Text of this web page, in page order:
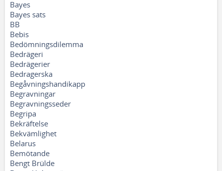
Bayes
Bayes sats
BB
Bebis
Bedömningsdilemma
Bedrägeri
Bedrägerier
Bedragerska
Begåvningshandikapp
Begravningar
Begravningsseder
Begripa
Bekräftelse
Bekvämlighet
Belarus
Bemötande
Bengt Brülde